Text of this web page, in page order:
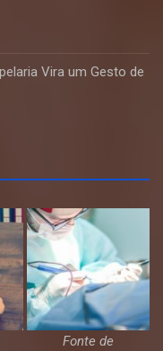
Vira um Gesto de
Fonte de